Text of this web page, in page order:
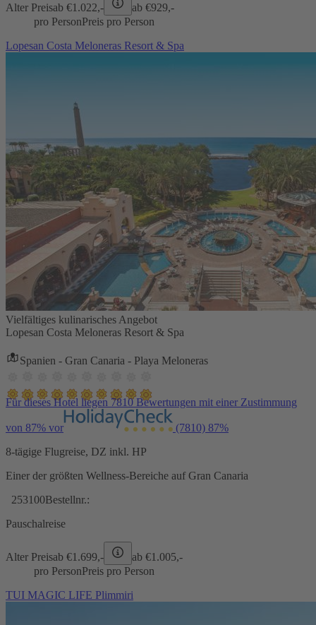
Alter Preisab €1.022,- ab €929,-
pro PersonPreis pro Person
Lopesan Costa Meloneras Resort & Spa
Vielfältiges kulinarisches Angebot
Lopesan Costa Meloneras Resort & Spa
Spanien - Gran Canaria - Playa Meloneras
Für dieses Hotel liegen 7810 Bewertungen mit einer Zustimmung
von 87% vor (7810) 87%
8-tägige Flugreise, DZ inkl. HP
Einer der größten Wellness-Bereiche auf Gran Canaria
253100Bestellnr.:
Pauschalreise
Alter Preisab €1.699,- ab €1.005,-
pro PersonPreis pro Person
TUI MAGIC LIFE Plimmiri